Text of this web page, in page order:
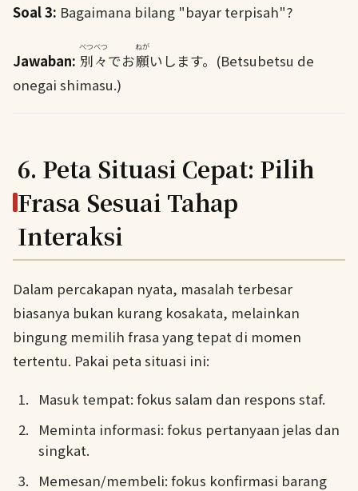
Soal 3: Bagaimana bilang "bayar terpisah"?
Jawaban: 別々
べつべつ
でお願
ねが
いします。(Betsubetsu de
onegai shimasu.)
6. Peta Situasi Cepat: Pilih
Frasa Sesuai Tahap
Interaksi
Dalam percakapan nyata, masalah terbesar
biasanya bukan kurang kosakata, melainkan
bingung memilih frasa yang tepat di momen
tertentu. Pakai peta situasi ini:
Masuk tempat: fokus salam dan respons staf.
Meminta informasi: fokus pertanyaan jelas dan
singkat.
Memesan/membeli: fokus konfirmasi barang